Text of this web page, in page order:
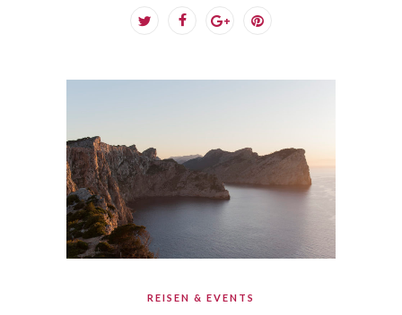
REISEN & EVENTS